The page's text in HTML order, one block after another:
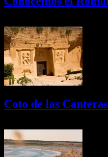
Coto de las